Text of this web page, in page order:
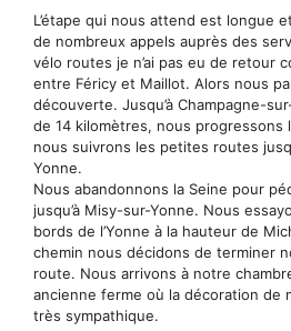
L’étape qui nous attend est longue
de nombreux appels auprès des
vélo routes je n’ai pas eu de retour
entre Féricy et Maillot. Alors nous
découverte. Jusqu’à Champagne-
de 14 kilomètres, nous progressons
nous suivrons les petites routes
Yonne.
Nous abandonnons la Seine pour
jusqu’à Misy-sur-Yonne. Nous
bords de l’Yonne à la hauteur de
chemin nous décidons de terminer
route. Nous arrivons à notre
ancienne ferme où la décoration de
très sympathique.